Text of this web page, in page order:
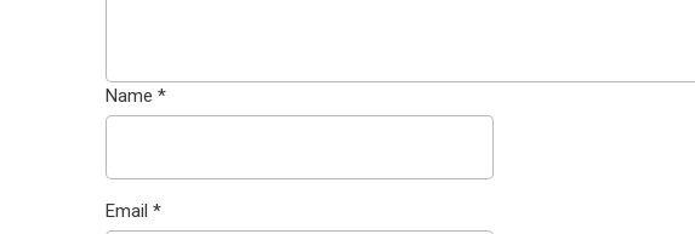
Name *
Email *